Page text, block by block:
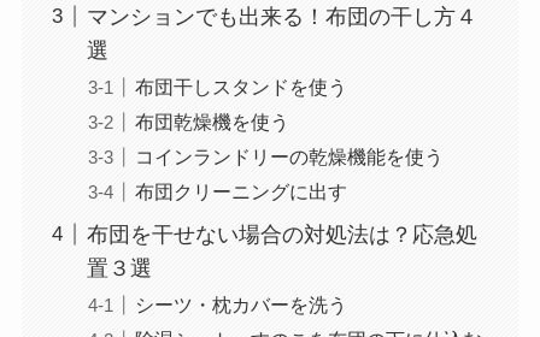
マンションでも出来る！布団の干し方４
選
布団干しスタンドを使う
布団乾燥機を使う
コインランドリーの乾燥機能を使う
布団クリーニングに出す
布団を干せない場合の対処法は？応急処
置３選
シーツ・枕カバーを洗う